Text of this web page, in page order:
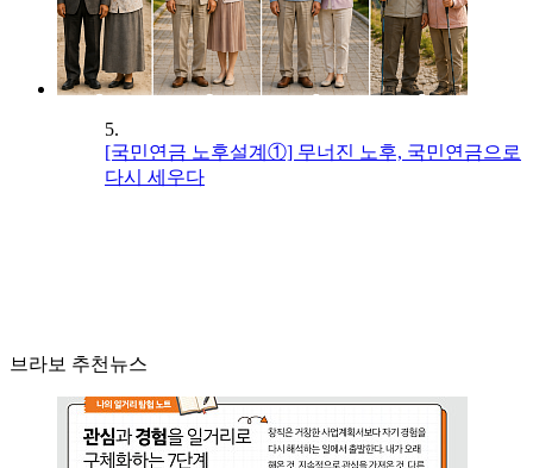
5.
[국민연금 노후설계①] 무너진 노후, 국민연금으로
다시 세우다
브라보 추천뉴스